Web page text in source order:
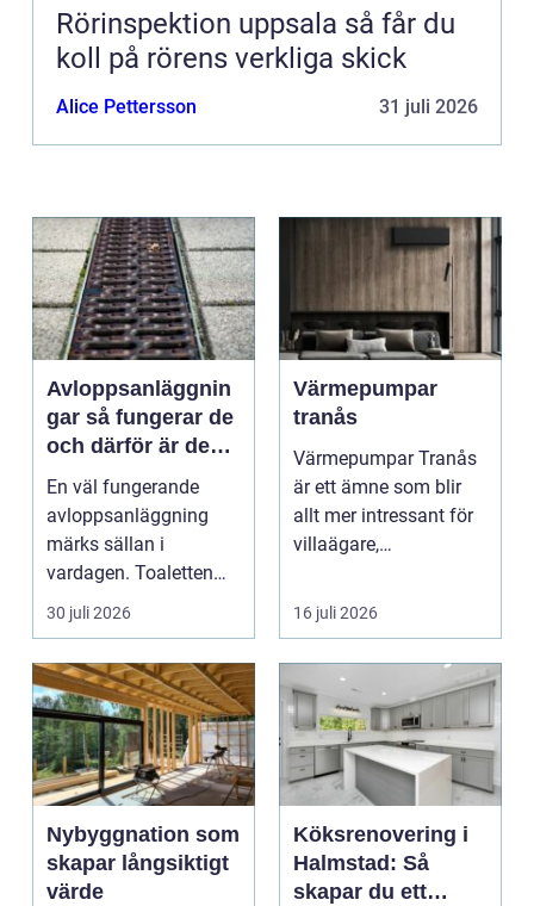
Rörinspektion uppsala så får du
koll på rörens verkliga skick
Alice Pettersson 31 juli 2026
Avloppsanläggnin
gar så fungerar de
och därför är de
viktigare än många
tror
En väl fungerande
avloppsanläggning
märks sällan i
vardagen. Toaletten
spolas, vattnet rinner
undan ...
30 juli 2026
Värmepumpar
tranås
Värmepumpar Tranås
är ett ämne som blir
allt mer intressant för
villaägare,
o...
16 juli 2026
Nybyggnation som
skapar långsiktigt
värde
Köksrenovering i
Halmstad: Så
skapar du ett